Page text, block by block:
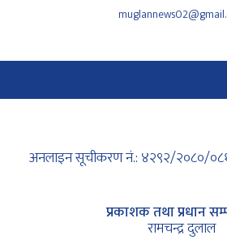
अनलाइन सूचीकरण नं.: ४२९२/२०८०/०८१
प्रकाशक तथा प्रधान
रामचन्द्र दुलाल